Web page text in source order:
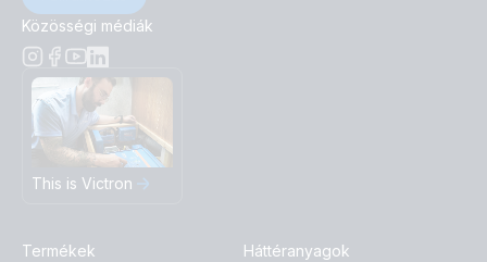
Közösségi médiák
This is Victron
Termékek
Háttéranyagok